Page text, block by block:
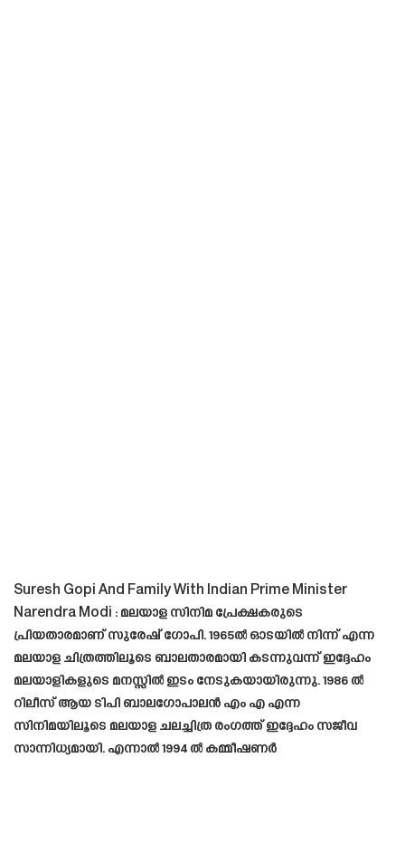
Suresh Gopi And Family With Indian Prime Minister
Narendra Modi : മലയാള സിനിമ പ്രേക്ഷകരുടെ
പ്രിയതാരമാണ് സുരേഷ് ഗോപി. 1965ൽ ഓടയിൽ നിന്ന് എന്ന
മലയാള ചിത്രത്തിലൂടെ ബാലതാരമായി കടന്നുവന്ന് ഇദ്ദേഹം
മലയാളികളുടെ മനസ്സിൽ ഇടം നേടുകയായിരുന്നു. 1986 ൽ
റിലീസ് ആയ ടിപി ബാലഗോപാലൻ എം എ എന്ന
സിനിമയിലൂടെ മലയാള ചലച്ചിത്ര രംഗത്ത് ഇദ്ദേഹം സജീവ
സാന്നിധ്യമായി. എന്നാൽ 1994 ൽ കമ്മീഷണർ